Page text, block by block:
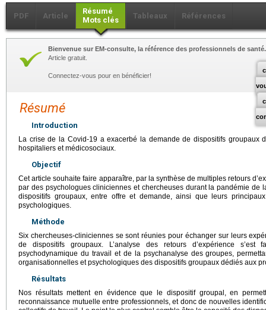
PDF Article
Résumé
Mots clés
Tableaux Références
Bienvenue sur EM-consulte, la référence des professionnels de santé.
Article gratuit.
Connectez-vous pour en bénéficier!
Résumé
Introduction
La crise de la Covid-19 a exacerbé la demande de dispositifs groupaux
hospitaliers et médicosociaux.
Objectif
Cet article souhaite faire apparaître, par la synthèse de multiples retours
par des psychologues cliniciennes et chercheuses durant la pandémie de
dispositifs groupaux, entre offre et demande, ainsi que leurs
psychologiques.
Méthode
Six chercheuses-cliniciennes se sont réunies pour échanger sur leurs
de dispositifs groupaux. L’analyse des retours d’expérience
psychodynamique du travail et de la psychanalyse des groupes,
organisationnelles et psychologiques des dispositifs groupaux dédiés aux
Résultats
Nos résultats mettent en évidence que le dispositif groupal, en
reconnaissance mutuelle entre professionnels, et donc de nouvelles